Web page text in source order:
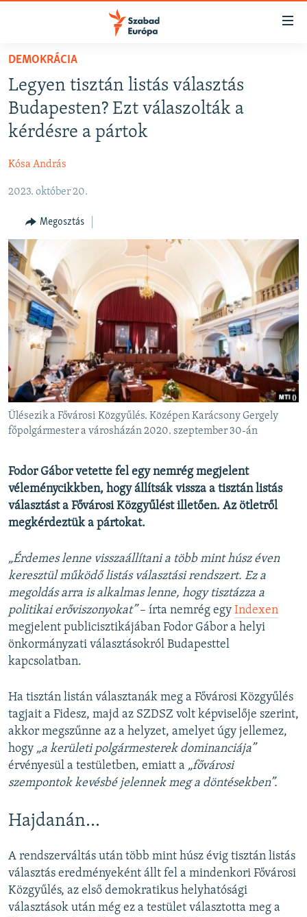
Akadálymentes
Ugrás
fő
oldalra
Ugrás
tartalomjegyzékre
AKTUÁLIS
PODCASTOK
ELEMZŐ
NER15
SZABADON
TÁRSADALOM
DEMOKRÁCIA
A PÉNZ NYOMÁBAN
EURÓPAI UNIÓ
VILÁG
KLÍMAVÁLTOZÁS
A MÚLT TANULSÁGAI
KÖVESSEN MINKET!
Valamennyi RFE/RL weboldal
DEMOKRÁCIA
Legyen tisztán listás választás
Budapesten? Ezt válaszolták a
kérdésre a pártok
Kósa András
2023. október 20.
Megosztás
Ülésezik a Fővárosi Közgyűlés. Középen Karácsony Gergely
főpolgármester a városházán 2020. szeptember 30-án
Fodor Gábor vetette fel egy nemrég megjelent
véleménycikkben, hogy állítsák vissza a tisztán listás
választást a Fővárosi Közgyűlést illetően. Az ötletről
megkérdeztük a pártokat.
„Érdemes lenne visszaállítani a több mint húsz éven
keresztül működő listás választási rendszert. Ez a
megoldás arra is alkalmas lenne, hogy tisztázza a
politikai erőviszonyokat”– írta nemrég egy Indexen
megjelent publicisztikájában Fodor Gábor a helyi
önkormányzati választásokról Budapesttel
kapcsolatban.
Ha tisztán listán választanák meg a Fővárosi Közgyűlés
tagjait a Fidesz, majd az SZDSZ volt képviselője szerint,
akkor megszűnne az a helyzet, amelyet úgy jellemez,
hogy „a kerületi polgármesterek dominanciája”
érvényesül a testületben, emiatt a „fővárosi
szempontok kevésbé jelennek meg a döntésekben”.
Hajdanán…
A rendszerváltás után több mint húsz évig tisztán listás
választás eredményeként állt fel a mindenkori Fővárosi
Közgyűlés, az első demokratikus helyhatósági
választások után még ez a testület választotta meg a
FELIRATKOZÁS